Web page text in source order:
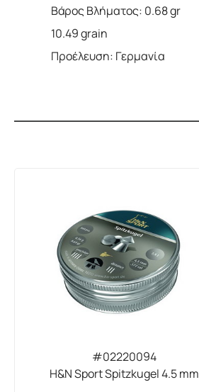
Βάρος Βλήματος: 0.68 gr
10.49 grain
Προέλευση: Γερμανία
#02220094
H&N Sport Spitzkugel 4.5 mm